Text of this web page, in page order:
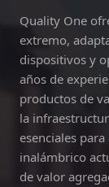
Quality One
extremo,
dispositivos y
años de
productos de
la
esenciales
inalámbrico
de valor